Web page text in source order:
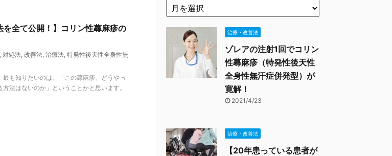
を全て公開！】コリン性蕁麻疹の
, 対処法, 改善法, 治療法, 特発性後天性全身性無
も知りたいのは、「この蕁麻疹、どうやっ
法はないのか」ということかと思います。
治療・改善法
ゾレアの注射1回でコリン
性蕁麻疹（特発性後天性
全身性無汗症併発型）が
寛解！
2021/4/23
治療・改善法
【20年患っている患者が